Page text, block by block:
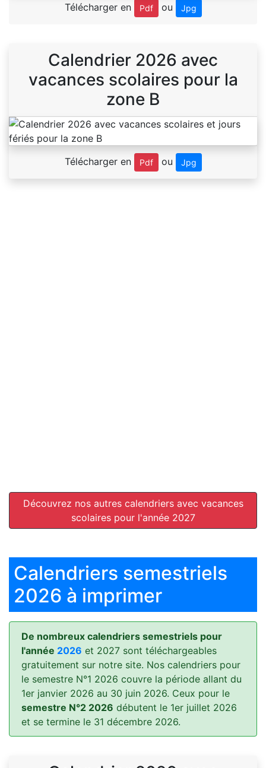
Télécharger en Pdf ou Jpg
Calendrier 2026 avec
vacances scolaires pour la
zone B
Télécharger en Pdf ou Jpg
Découvrez nos autres calendriers avec vacances
scolaires pour l'année 2027
Calendriers semestriels
2026 à imprimer
De nombreux calendriers semestriels pour
l'année 2026 et 2027 sont téléchargeables
gratuitement sur notre site. Nos calendriers pour
le semestre N°1 2026 couvre la période allant du
1er janvier 2026 au 30 juin 2026. Ceux pour le
semestre N°2 2026 débutent le 1er juillet 2026
et se termine le 31 décembre 2026.